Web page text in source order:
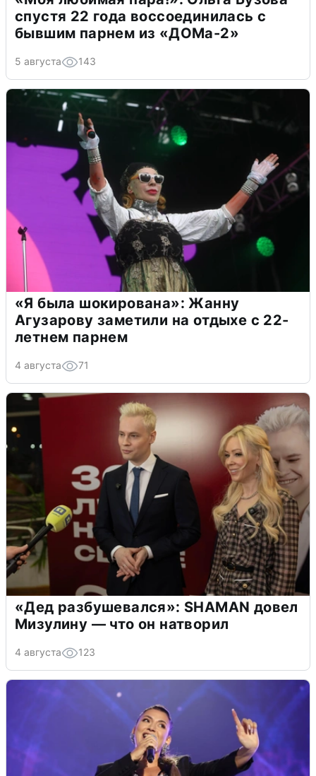
спустя 22 года воссоединилась с
бывшим парнем из «ДОМа-2»
5 августа 143
«Я была шокирована»: Жанну
Агузарову заметили на отдыхе с 22-
летнем парнем
4 августа 71
«Дед разбушевался»: SHAMAN довел
Мизулину — что он натворил
4 августа 123